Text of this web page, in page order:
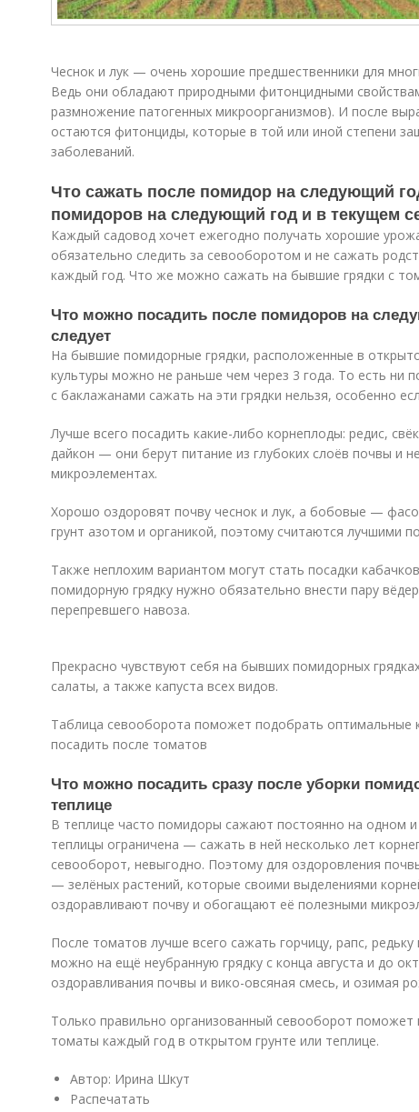
Чеснок и лук — очень хорошие предшественники для
Ведь они обладают природными фитонцидными
размножение патогенных микроорганизмов). И после
остаются фитонциды, которые в той или иной степени
заболеваний.
Что сажать после помидор на следующий
помидоров на следующий год и в текущем
Каждый садовод хочет ежегодно получать хорошие
обязательно следить за севооборотом и не сажать
каждый год. Что же можно сажать на бывшие грядки с
Что можно посадить после помидоров на
следует
На бывшие помидорные грядки, расположенные в
культуры можно не раньше чем через 3 года. То есть ни
с баклажанами сажать на эти грядки нельзя, особенно
Лучше всего посадить какие-либо корнеплоды: редис,
дайкон — они берут питание из глубоких слоёв почвы и
микроэлементах.
Хорошо оздоровят почву чеснок и лук, а бобовые —
грунт азотом и органикой, поэтому считаются лучшими
Также неплохим вариантом могут стать посадки
помидорную грядку нужно обязательно внести пару
перепревшего навоза.
Прекрасно чувствуют себя на бывших помидорных
салаты, а также капуста всех видов.
Таблица севооборота поможет подобрать оптимальные
посадить после томатов
Что можно посадить сразу после уборки
теплице
В теплице часто помидоры сажают постоянно на одном
теплицы ограничена — сажать в ней несколько лет
севооборот, невыгодно. Поэтому для оздоровления
— зелёных растений, которые своими выделениями
оздоравливают почву и обогащают её полезными
После томатов лучше всего сажать горчицу, рапс,
можно на ещё неубранную грядку с конца августа и до
оздоравливания почвы и вико-овсяная смесь, и озимая
Только правильно организованный севооборот поможет
томаты каждый год в открытом грунте или теплице.
Автор: Ирина Шкут
Распечатать